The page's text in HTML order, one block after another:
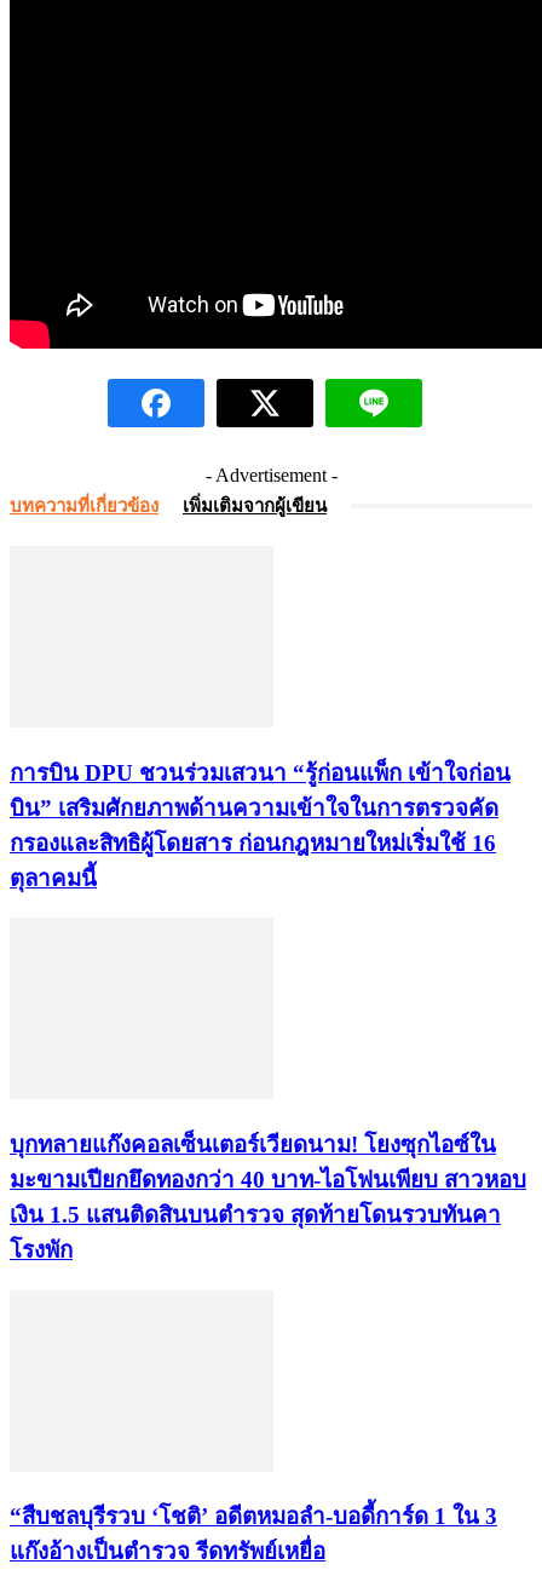
- Advertisement -
บทความที่เกี่ยวข้อง เพิ่มเติมจากผู้เขียน
การบิน DPU ชวนร่วมเสวนา “รู้ก่อนแพ็ก เข้าใจก่อน
บิน” เสริมศักยภาพด้านความเข้าใจในการตรวจคัด
กรองและสิทธิผู้โดยสาร ก่อนกฎหมายใหม่เริ่มใช้ 16
ตุลาคมนี้
บุกทลายแก๊งคอลเซ็นเตอร์เวียดนาม! โยงซุกไอซ์ใน
มะขามเปียกยึดทองกว่า 40 บาท-ไอโฟนเพียบ สาวหอบ
เงิน 1.5 แสนติดสินบนตำรวจ สุดท้ายโดนรวบทันคา
โรงพัก
“สืบชลบุรีรวบ ‘โชติ’ อดีตหมอลำ-บอดี้การ์ด 1 ใน 3
แก๊งอ้างเป็นตำรวจ รีดทรัพย์เหยื่อ